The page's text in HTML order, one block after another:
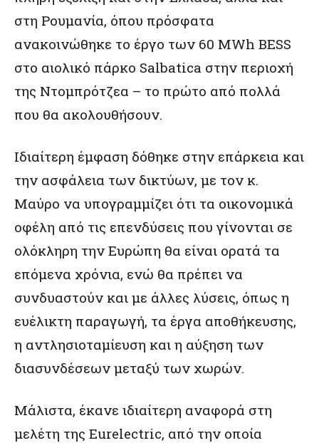
στη Ρουμανία, όπου πρόσφατα
ανακοινώθηκε το έργο των 60 MWh BESS
στο αιολικό πάρκο Salbatica στην περιοχή
της Ντομπρότζεα – το πρώτο από πολλά
που θα ακολουθήσουν.
Ιδιαίτερη έμφαση δόθηκε στην επάρκεια και
την ασφάλεια των δικτύων, με τον κ.
Μαύρο να υπογραμμίζει ότι τα οικονομικά
οφέλη από τις επενδύσεις που γίνονται σε
ολόκληρη την Ευρώπη θα είναι ορατά τα
επόμενα χρόνια, ενώ θα πρέπει να
συνδυαστούν και με άλλες λύσεις, όπως η
ευέλικτη παραγωγή, τα έργα αποθήκευσης,
η αντλησιοταμίευση και η αύξηση των
διασυνδέσεων μεταξύ των χωρών.
Μάλιστα, έκανε ιδιαίτερη αναφορά στη
μελέτη της Eurelectric, από την οποία